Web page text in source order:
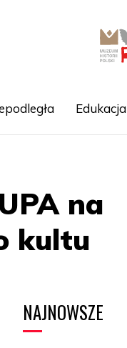
Edukacja
na
kultu
NAJNOWSZE